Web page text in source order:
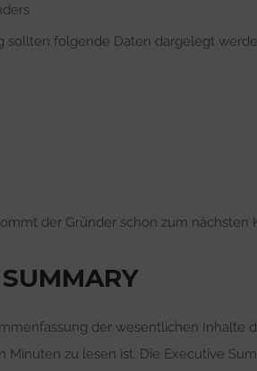
sollten folgende Daten dargelegt
der Gründer schon zum nächsten
der wesentlichen Inhalte
Minuten zu lesen ist. Die Executive